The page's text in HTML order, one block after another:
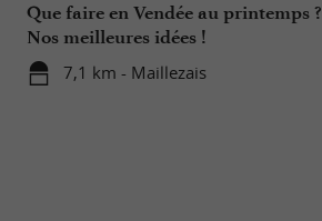
Que faire en Vendée au printemps ?
Nos meilleures idées !
7,1 km - Maillezais